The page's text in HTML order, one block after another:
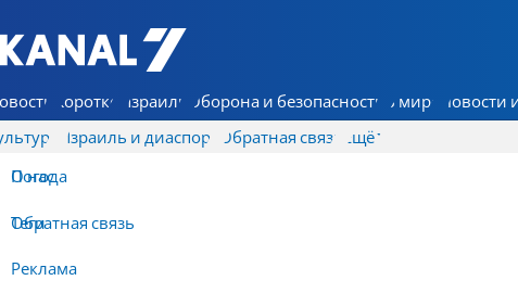
7 КАНАЛ - Аруц Шева
Коротко Израиль Оборона и безопасность В мире Новости
Израиль и диаспора Обратная связь
О нас
Обратная связь
Реклама
Ещё
Погода
Теги